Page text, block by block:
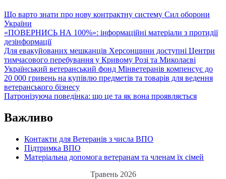
Що варто знати про нову контрактну систему Сил оборони
України
«ПОВЕРНИСЬ НА 100%»: інформаційні матеріали з протидії
дезінформації
Для евакуйованих мешканців Херсонщини доступні Центри
тимчасового перебування у Кривому Розі та Миколаєві
Український ветеранський фонд Мінветеранів компенсує до
20 000 гривень на купівлю предметів та товарів для ведення
ветеранського бізнесу
Патронізуюча поведінка: що це та як вона проявляється
Важливо
Контакти для Ветеранів з числа ВПО
Підтримка ВПО
Матеріальна допомога ветеранам та членам їх сімей
Травень 2026